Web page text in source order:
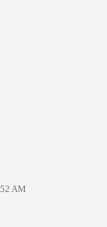
AM